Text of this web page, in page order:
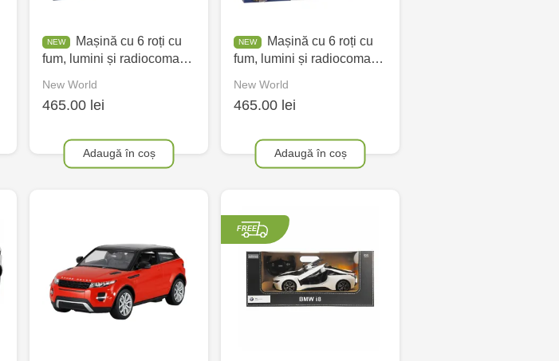
Mașină cu 6 roți cu
fum, lumini și radiocoma…
New World
465.00 lei
Adaugă în coș
Mașină cu 6 roți cu
fum, lumini și radiocoma…
New World
465.00 lei
Adaugă în coș